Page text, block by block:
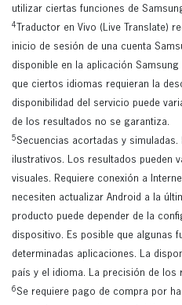
utilizar ciertas funciones de
4
Traductor en Vivo (Live Translate)
inicio de sesión de una cuenta
disponible en la aplicación
que ciertos idiomas requieran la
disponibilidad del servicio puede
de los resultados no se garantiza.
5Secuencias acortadas y
ilustrativos. Los resultados pueden
visuales. Requiere conexión a
necesiten actualizar Android a la
producto puede depender de la
dispositivo. Es posible que algunas
determinadas aplicaciones. La
país y el idioma. La precisión de los
6Se requiere pago de compra por